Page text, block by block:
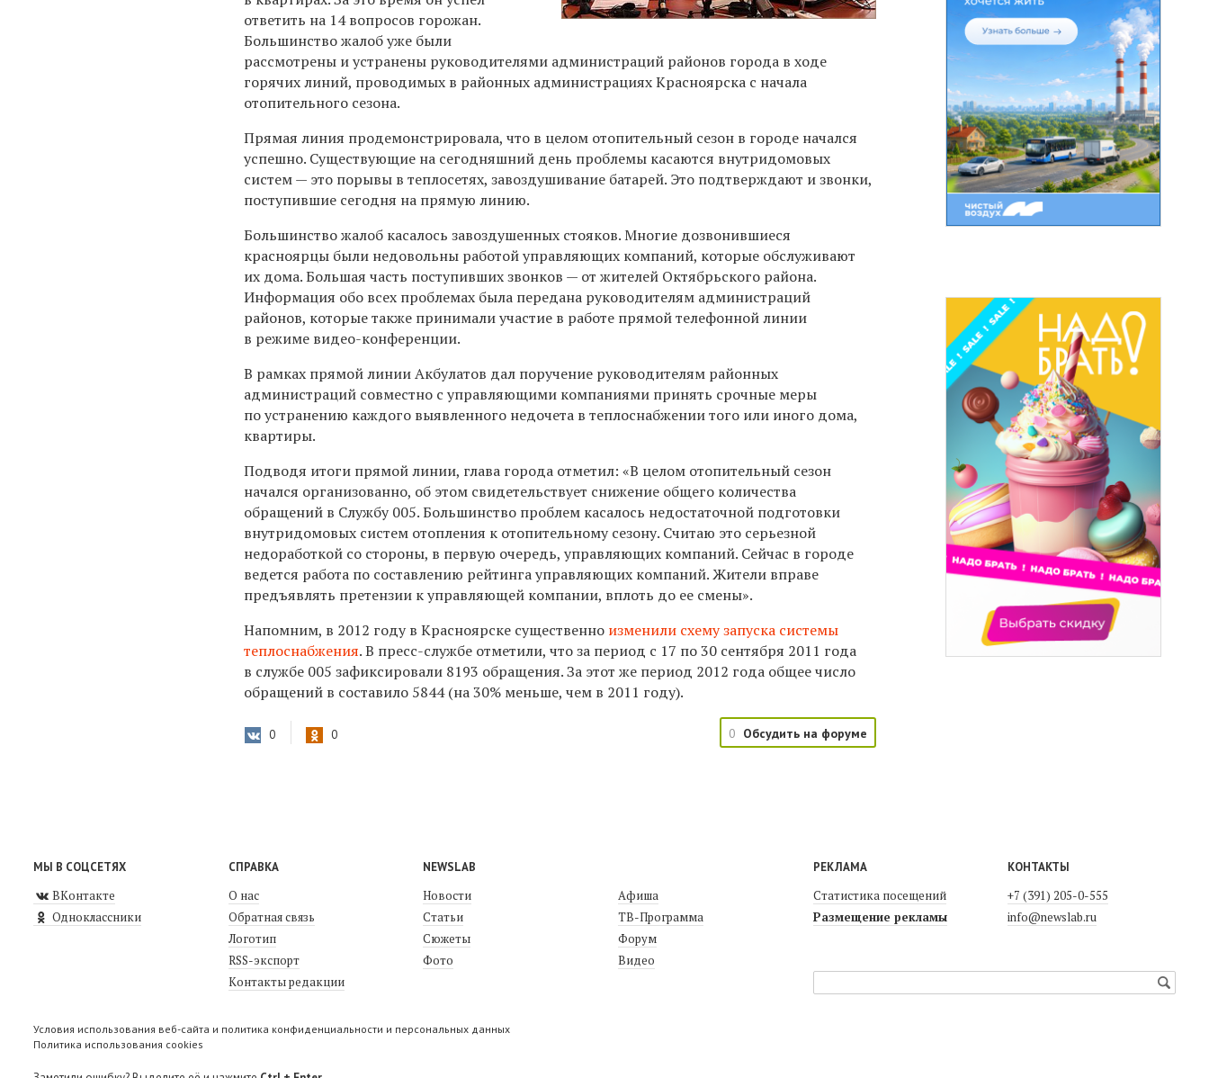
ответить на 14 вопросов горожан.
Большинство жалоб уже были
рассмотрены и устранены руководителями администраций районов города в ходе
горячих линий, проводимых в районных администрациях Красноярска с начала
отопительного сезона.
Прямая линия продемонстрировала, что в целом отопительный сезон в городе начался
успешно. Существующие на сегодняшний день проблемы касаются внутридомовых
систем — это порывы в теплосетях, завоздушивание батарей. Это подтверждают и звонки,
поступившие сегодня на прямую линию.
Большинство жалоб касалось завоздушенных стояков. Многие дозвонившиеся
красноярцы были недовольны работой управляющих компаний, которые обслуживают
их дома. Большая часть поступивших звонков — от жителей Октябрьского района.
Информация обо всех проблемах была передана руководителям администраций
районов, которые также принимали участие в работе прямой телефонной линии
в режиме видео-конференции.
В рамках прямой линии Акбулатов дал поручение руководителям районных
администраций совместно с управляющими компаниями принять срочные меры
по устранению каждого выявленного недочета в теплоснабжении того или иного дома,
квартиры.
Подводя итоги прямой линии, глава города отметил: «В целом отопительный сезон
начался организованно, об этом свидетельствует снижение общего количества
обращений в Службу 005. Большинство проблем касалось недостаточной подготовки
внутридомовых систем отопления к отопительному сезону. Считаю это серьезной
недоработкой со стороны, в первую очередь, управляющих компаний. Сейчас в городе
ведется работа по составлению рейтинга управляющих компаний. Жители вправе
предъявлять претензии к управляющей компании, вплоть до ее смены».
Напомним, в 2012 году в Красноярске существенно изменили схему запуска системы
теплоснабжения.В пресс-службе отметили, чтоза период с 17 по 30 сентября 2011 года
в службе 005 зафиксировали 8193 обращения. За этот же период 2012 года общее число
обращений в составило 5844 (на 30% меньше, чем в 2011 году).
0 0 0 Обсудить на форуме
МЫ В СОЦСЕТЯХ
ВКонтакте
Одноклассники
СПРАВКА
О нас
Обратная связь
Логотип
RSS-экспорт
Контакты редакции
NEWSLAB
Новости
Статьи
Сюжеты
Фото
Афиша
ТВ-Программа
Форум
Видео
РЕКЛАМА
Статистика посещений
Размещение рекламы
КОНТАКТЫ
+7 (391) 205-0-555
info@newslab.ru
Условия использования веб-сайта и политика конфиденциальности и персональных данных
Политика использования cookies